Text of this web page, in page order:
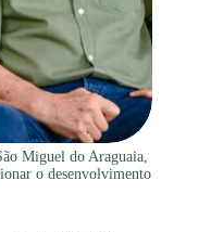
Miguel do Araguaia,
o desenvolvimento